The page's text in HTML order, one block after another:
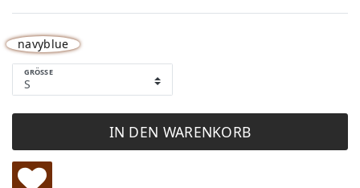
navyblue
GRÖSSE
IN DEN WARENKORB